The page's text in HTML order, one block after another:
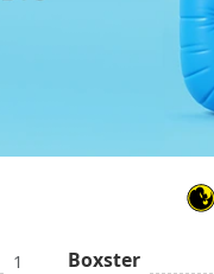
1 Boxster